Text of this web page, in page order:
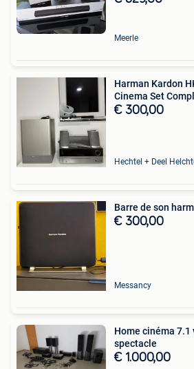
Meerle
Harman Kardon
Cinema Set
€ 300,00
Hechtel + Deel
Barre de son
€ 300,00
Messancy
Home cinéma 7.1
spectacle
€ 1.000,00